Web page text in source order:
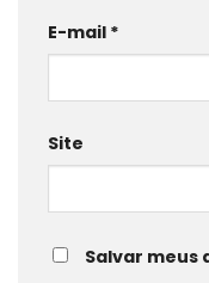
E-mail *
Site
Salvar meus